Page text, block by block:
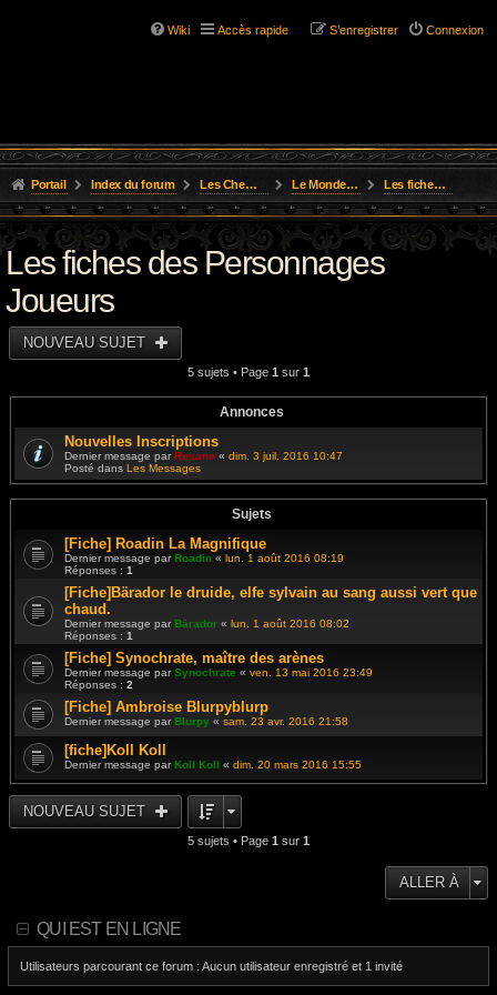
Wiki Accès rapide Connexion
S’enregistrer
Portail Index du forum Les Chemins de L'Aventure Le Monde D'Osgild Les fiches des Personnages Joueurs
Les fiches des Personnages
Joueurs
NOUVEAU SUJET
5 sujets • Page 1 sur 1
Annonces
Nouvelles Inscriptions
Dernier message parResane « dim. 3 juil. 2016 10:47
Posté dans Les Messages
Sujets
[Fiche] Roadin La Magnifique
Dernier message parRoadin « lun. 1 août 2016 08:19
Réponses : 1
[Fiche]Bärador le druide, elfe sylvain au sang aussi vert que
chaud.
Dernier message par Bärador « lun. 1 août 2016 08:02
Réponses : 1
[Fiche] Synochrate, maître des arènes
Dernier message parSynochrate « ven. 13 mai 2016 23:49
Réponses : 2
[Fiche] Ambroise Blurpyblurp
Dernier message parBlurpy « sam. 23 avr. 2016 21:58
[fiche]Koll Koll
Dernier message parKoll Koll « dim. 20 mars 2016 15:55
NOUVEAU SUJET
5 sujets • Page 1 sur 1
ALLER À
QUI EST EN LIGNE
Utilisateurs parcourant ce forum : Aucun utilisateur enregistré et 1 invité